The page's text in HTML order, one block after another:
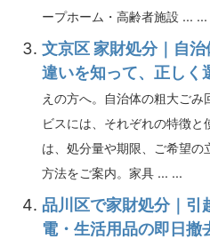
ープホーム・高齢者施設 ... ...
文京区 家財処分｜自
違いを知って、正しく
えの方へ。自治体の粗大ご
ビスには、それぞれの特徴
は、処分量や期限、ご希望の
方法をご案内。家具 ... ...
品川区で家財処分｜引
電・生活用品の即日撤